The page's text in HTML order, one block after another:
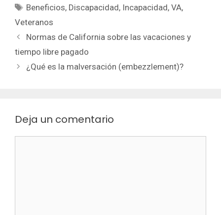
Etiquetas
Beneficios, Discapacidad, Incapacidad,VA,
Veteranos
Normas de California sobre las vacaciones y
tiempo libre pagado
¿Qué es la malversación (embezzlement)?
Deja un comentario